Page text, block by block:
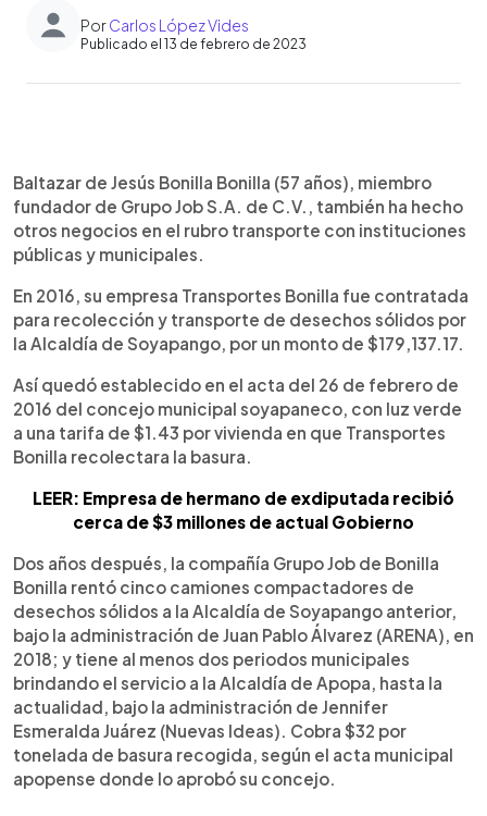
PorCarlos López Vides
Publicado el 13 de febrero de 2023
Escuchar artículo
Baltazar de Jesús Bonilla Bonilla (57 años), miembro
fundador de Grupo Job S.A. de C.V., también ha hecho
otros negocios en el rubro transporte con instituciones
públicas y municipales.
En 2016, su empresa Transportes Bonilla fue contratada
para recolección y transporte de desechos sólidos por
la Alcaldía de Soyapango, por un monto de $179,137.17.
Así quedó establecido en el acta del 26 de febrero de
2016 del concejo municipal soyapaneco, con luz verde
a una tarifa de $1.43 por vivienda en que Transportes
Bonilla recolectara la basura.
LEER: Empresa de hermano de exdiputada recibió
cerca de $3 millones de actual Gobierno
Dos años después, la compañía Grupo Job de Bonilla
Bonilla rentó cinco camiones compactadores de
desechos sólidos a la Alcaldía de Soyapango anterior,
bajo la administración de Juan Pablo Álvarez (ARENA), en
2018; y tiene al menos dos periodos municipales
brindando el servicio a la Alcaldía de Apopa, hasta la
actualidad, bajo la administración de Jennifer
Esmeralda Juárez (Nuevas Ideas). Cobra $32 por
tonelada de basura recogida, según el acta municipal
apopense donde lo aprobó su concejo.